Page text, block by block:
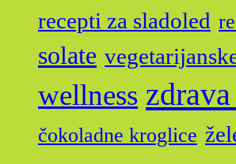
recepti za sladoled
solate
wellness
čokoladne kroglice